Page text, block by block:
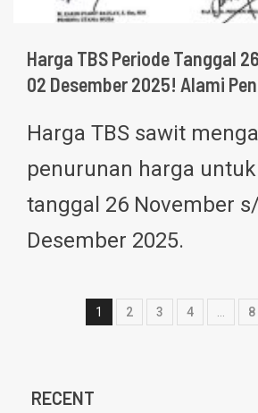
Harga TBS Periode Tanggal
02 Desember 2025! Alami
Harga TBS sawit
penurunan harga
tanggal 26 November
Desember 2025.
1 2 3 4 … 8
RECENT